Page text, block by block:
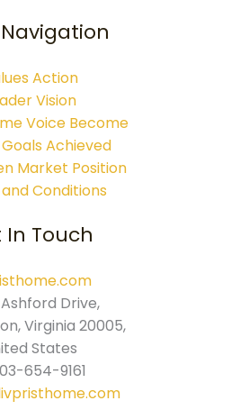
Navigation
Action
Vision
Voice Become
Achieved
Market Position
Conditions
In Touch
Drive,
Virginia 20005,
States
654-9161